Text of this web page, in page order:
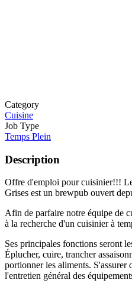
Category
Cuisine
Job Type
Temps Plein
Description
Offre d'emploi pour cuisinier!!!
Grises est un brewpub ouvert
Afin de parfaire notre équipe de
à la recherche d'un cuisinier à
Ses principales fonctions seront
Éplucher, cuire, trancher
portionner les aliments. S'assurer
l'entretien général des